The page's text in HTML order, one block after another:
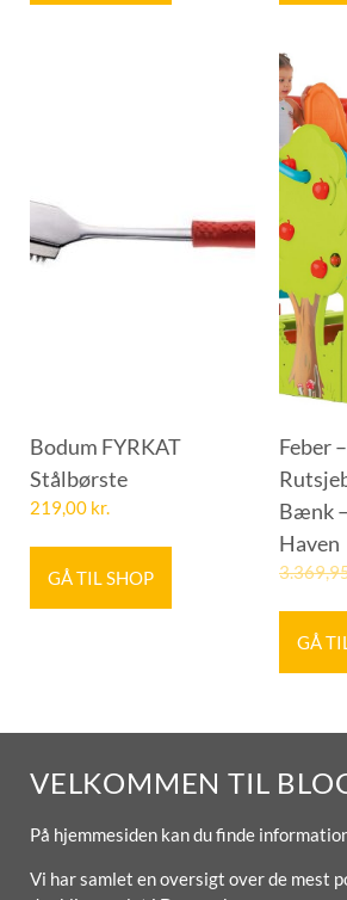
Bodum FYRKAT
Stålbørste
219,00 kr.
GÅ TIL SHOP
Feber
Bænk
Haven
GÅ
VELKOMMEN TIL
På hjemmesiden kan du finde
Vi har samlet en oversigt over de mest